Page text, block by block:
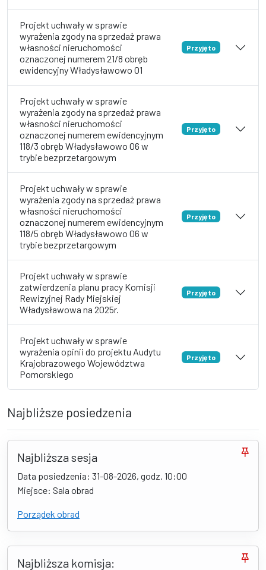
Projekt uchwały w sprawie
wyrażenia zgody na sprzedaż prawa
własności nieruchomości
oznaczonej numerem 21/8 obręb
ewidencyjny Władysławowo 01
Przyjęto
Projekt uchwały w sprawie
wyrażenia zgody na sprzedaż prawa
własności nieruchomości
oznaczonej numerem ewidencyjnym
118/3 obręb Władysławowo 06 w
trybie bezprzetargowym
Przyjęto
Projekt uchwały w sprawie
wyrażenia zgody na sprzedaż prawa
własności nieruchomości
oznaczonej numerem ewidencyjnym
118/5 obręb Władysławowo 06 w
trybie bezprzetargowym
Przyjęto
Projekt uchwały w sprawie
zatwierdzenia planu pracy Komisji
Rewizyjnej Rady Miejskiej
Władysławowa na 2025r.
Przyjęto
Projekt uchwały w sprawie
wyrażenia opinii do projektu Audytu
Krajobrazowego Województwa
Pomorskiego
Przyjęto
Najbliższe posiedzenia
Najbliższa sesja
Data posiedzenia: 31-08-2026, godz. 10:00
Miejsce: Sala obrad
Porządek obrad
Najbliższa komisja: